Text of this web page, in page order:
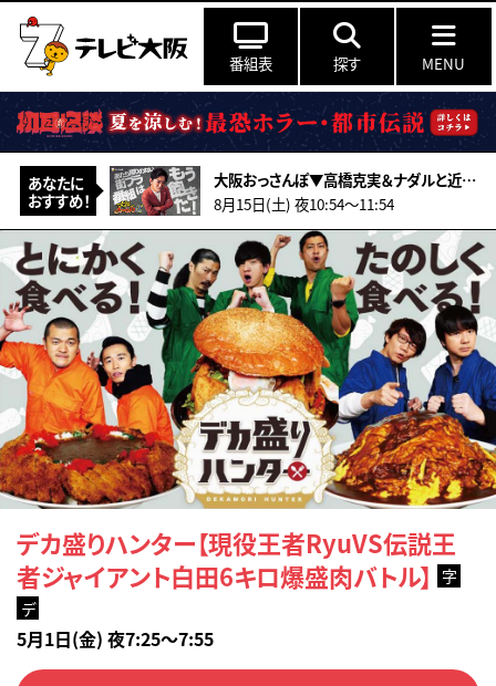
番組表 探す MENU
あなたに
おすすめ！
大阪おっさんぽ▼高橋克実＆ナダルと近大へ▼学内の(秘)寿司店▼一般公開の巨大図書館
8月15日(土) 夜10:54〜11:54
デカ盛りハンター【現役王者RyuVS伝説王
者ジャイアント白田6キロ爆盛肉バトル】
字
デ
5月1日(金) 夜7:25～7:55